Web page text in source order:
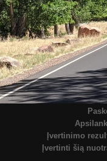
Įvertinimo
Įvertinti šią